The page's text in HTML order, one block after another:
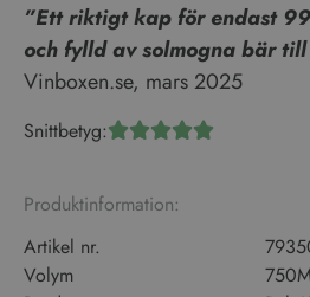
”Ett riktigt kap för endast
och fylld av solmogna bär
Vinboxen.se, mars 2025
Snittbetyg:
Produktinformation:
Artikel nr.
Volym